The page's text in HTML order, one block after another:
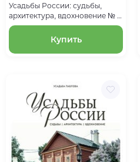
Усадьбы России: судьбы,
архитектура, вдохновение № 3:
Усадьба Ивановка
Купить